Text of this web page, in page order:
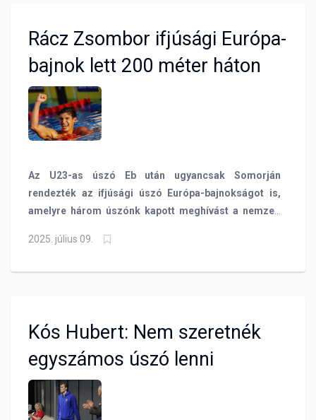
Rácz Zsombor ifjúsági Európa-
bajnok lett 200 méter háton
Az U23-as úszó Eb után ugyancsak Somorján
rendezték az ifjúsági úszó Európa-bajnokságot is,
amelyre három úszónk kapott meghívást a nemzeti
Bagi Zoltán 50 méter pillangón, Rácz Zsombor pedig
döntőjében!
2025. július 09.
Kós Hubert: Nem szeretnék
egyszámos úszó lenni